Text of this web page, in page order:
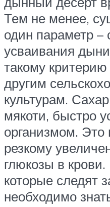
Тем не менее,
один параметр –
усваивания
такому
другим
культурам.
мякоти, быстро
организмом. Это
резкому
глюкозы в
которые следят
необходимо